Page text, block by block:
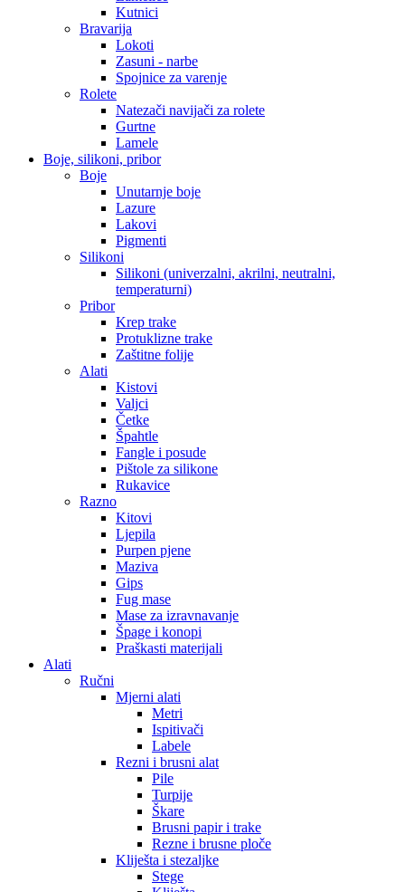
Kutnici
Bravarija
Lokoti
Zasuni - narbe
Spojnice za varenje
Rolete
Natezači navijači za rolete
Gurtne
Lamele
Boje, silikoni, pribor
Boje
Unutarnje boje
Lazure
Lakovi
Pigmenti
Silikoni
Silikoni (univerzalni, akrilni, neutralni,
temperaturni)
Pribor
Krep trake
Protuklizne trake
Zaštitne folije
Alati
Kistovi
Valjci
Četke
Špahtle
Fangle i posude
Pištole za silikone
Rukavice
Razno
Kitovi
Ljepila
Purpen pjene
Maziva
Gips
Fug mase
Mase za izravnavanje
Špage i konopi
Praškasti materijali
Alati
Ručni
Mjerni alati
Metri
Ispitivači
Labele
Rezni i brusni alat
Pile
Turpije
Škare
Brusni papir i trake
Rezne i brusne ploče
Kliješta i stezaljke
Stege